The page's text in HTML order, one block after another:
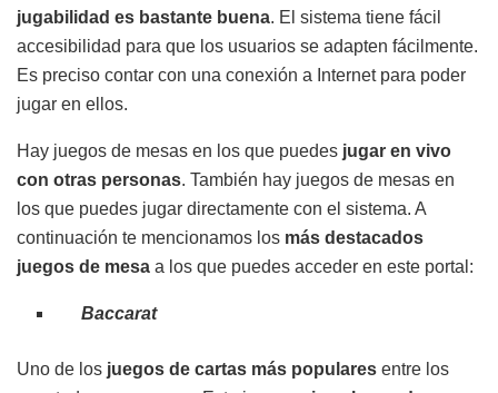
jugabilidad es bastante buena. El sistema tiene fácil
accesibilidad para que los usuarios se adapten fácilmente.
Es preciso contar con una conexión a Internet para poder
jugar en ellos.
Hay juegos de mesas en los que puedes jugar en vivo
con otras personas. También hay juegos de mesas en
los que puedes jugar directamente con el sistema. A
continuación te mencionamos los más destacados
juegos de mesa a los que puedes acceder en este portal:
Baccarat
Uno de los juegos de cartas más populares entre los